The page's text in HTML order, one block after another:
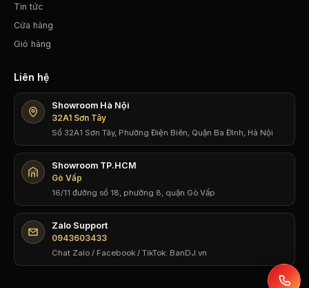
Tin tức
Cửa hàng
Giỏ hàng
Liên hệ
Showroom Hà Nội
32A1 Sơn Tây
Số 32A1 Sơn Tây, Phường Điện Biên, Quận Ba Đình, Hà Nội
Showroom TP.HCM
Gò Vấp
16/11 đường số 18, phường 8, quận Gò Vấp
Zalo Support
0943603433
Chat Zalo / Facebook / TikTok: BanDJ.vn